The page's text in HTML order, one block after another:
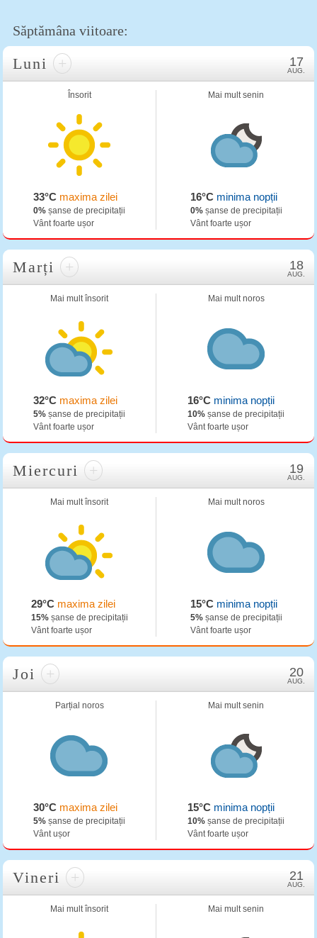
Săptămâna viitoare:
Luni + 17
AUG.
Însorit
33°C maxima zilei
0% șanse de precipitații
Vânt foarte ușor
Mai mult senin
16°Cminima nopții
0%șanse de precipitații
Vânt foarte ușor
Marți + 18
AUG.
Mai mult însorit
32°C maxima zilei
5% șanse de precipitații
Vânt foarte ușor
Mai mult noros
16°C minima nopții
10% șanse de precipitații
Vânt foarte ușor
Miercuri + 19
AUG.
Mai mult însorit
29°Cmaxima zilei
15%șanse de precipitații
Vânt foarte ușor
Mai mult noros
15°Cminima nopții
5%șanse de precipitații
Vânt foarte ușor
Joi + 20
AUG.
Parțial noros
30°C maxima zilei
5% șanse de precipitații
Vânt ușor
Mai mult senin
15°C minima nopții
10% șanse de precipitații
Vânt foarte ușor
Vineri + 21
AUG.
Mai mult însorit Mai mult senin